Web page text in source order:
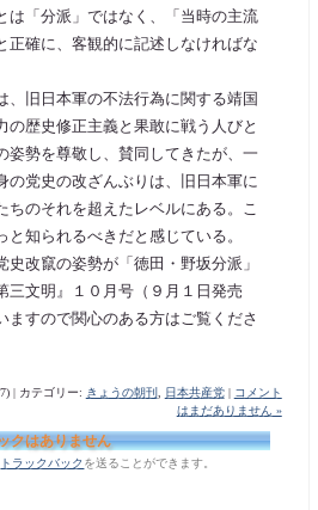
は「分派」ではなく、「当時の主流
正確に、客観的に記述しなければな
、旧日本軍の不法行為に関する靖国
の歴史修正主義と果敢に戦う人びと
姿勢を尊敬し、賛同してきたが、一
の党史の改ざんぶりは、旧日本軍に
ちのそれを超えたレベルにある。こ
知られるべきだと感じている。
改竄の姿勢が「徳田・野坂分派」
三文明』１０月号（９月１日発売
ますので関心のある方はご覧くださ
| カテゴリー: きょうの朝刊 , 日本共産党|
コメント
はまだありません »
クはありません
トラックバック を送ることができます。